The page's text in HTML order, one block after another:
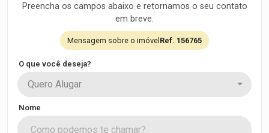
Preencha os campos abaixo e retornamos o seu contato
em breve.
Mensagem sobre o imóvelRef. 156765
O que você deseja?
Quero Alugar
Nome